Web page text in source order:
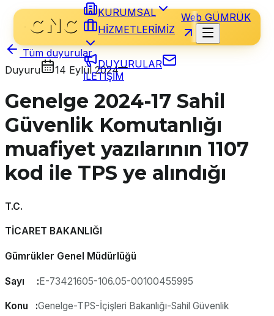
KURUMSAL
HİZMETLERİMİZ
DUYURULAR
İLETİŞİM
Web GÜMRÜK
Tüm duyurular
Duyuru
14 Eylül 2024
Genelge 2024-17 Sahil
Güvenlik Komutanlığı
muafiyet yazılarının 1107
kod ile TPS ye alındığı
T.C.
TİCARET BAKANLIĞI
Gümrükler Genel Müdürlüğü
Sayı :E-73421605-106.05-00100455995
Konu :Genelge-TPS-İçişleri Bakanlığı-Sahil Güvenlik